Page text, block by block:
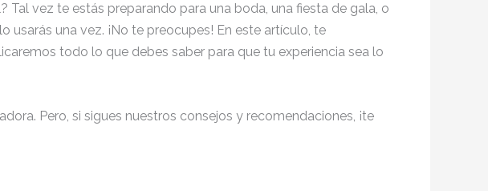
Tal vez te estás preparando para una boda, una fiesta de gala, o
una vez. ¡No te preocupes! En este artículo, te
todo lo que debes saber para que tu experiencia sea lo
Pero, si sigues nuestros consejos y recomendaciones, ¡te